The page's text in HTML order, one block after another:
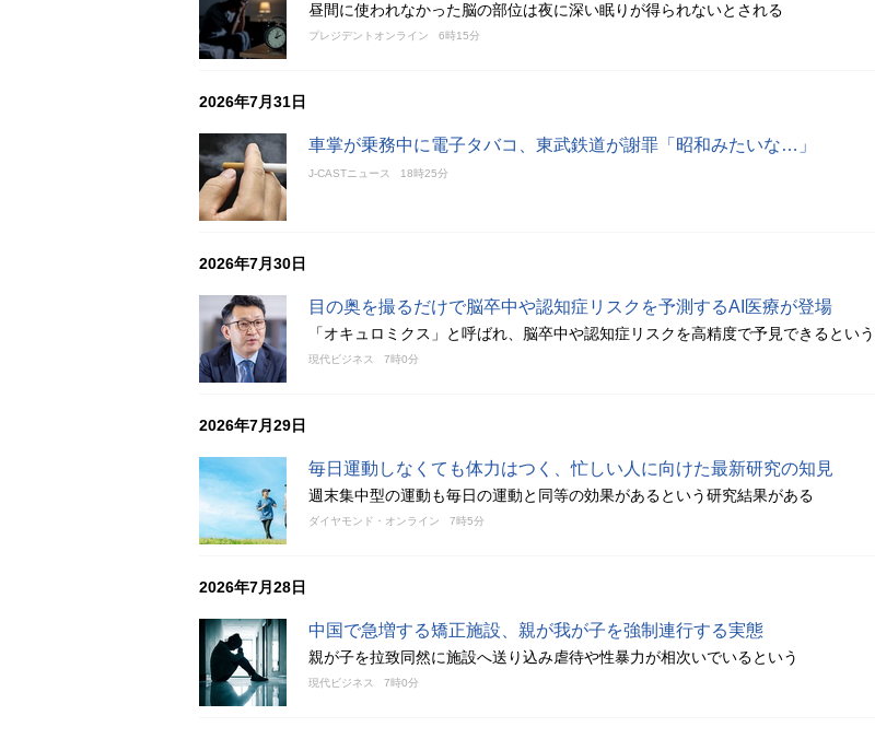
昼間に使われなかった脳の部位は夜に深い眠りが得られないとされる
プレジデントオンライン 6時15分
2026年7月31日
車掌が乗務中に電子タバコ、東武鉄道が謝罪「昭和みたいな…」
J-CASTニュース 18時25分
2026年7月30日
目の奥を撮るだけで脳卒中や認知症リスクを予測するAI医療が登場
「オキュロミクス」と呼ばれ、脳卒中や認知症リスクを高精度で予見できるという
現代ビジネス 7時0分
2026年7月29日
毎日運動しなくても体力はつく、忙しい人に向けた最新研究の知見
週末集中型の運動も毎日の運動と同等の効果があるという研究結果がある
ダイヤモンド・オンライン 7時5分
2026年7月28日
中国で急増する矯正施設、親が我が子を強制連行する実態
親が子を拉致同然に施設へ送り込み虐待や性暴力が相次いでいるという
現代ビジネス 7時0分